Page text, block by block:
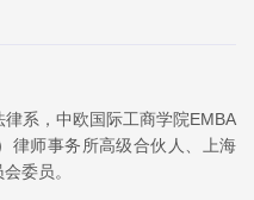
系，中欧国际工商学院EMBA
律师事务所高级合伙人、上海
委员。